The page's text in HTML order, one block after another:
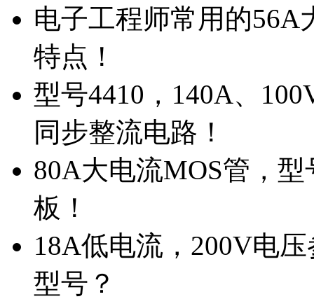
电子工程师常用的56A
特点！
型号4410，140A、
同步整流电路！
80A大电流MOS管，
板！
18A低电流，200V电
型号？